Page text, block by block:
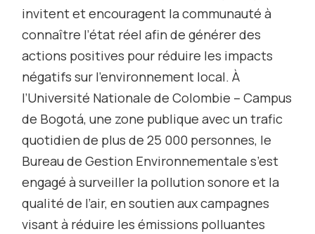
invitent et encouragent la communauté à
connaître l’état réel afin de générer des
actions positives pour réduire les impacts
négatifs sur l’environnement local. À
l’Université Nationale de Colombie – Campus
de Bogotá, une zone publique avec un trafic
quotidien de plus de 25 000 personnes, le
Bureau de Gestion Environnementale s’est
engagé à surveiller la pollution sonore et la
qualité de l’air, en soutien aux campagnes
visant à réduire les émissions polluantes